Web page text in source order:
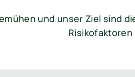
und unser Ziel sind